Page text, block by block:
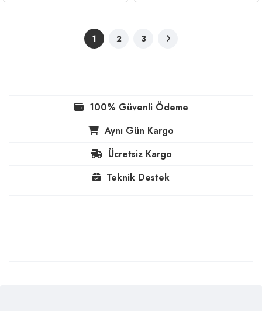
1 2 3
100% Güvenli Ödeme
Aynı Gün Kargo
Ücretsiz Kargo
Teknik Destek